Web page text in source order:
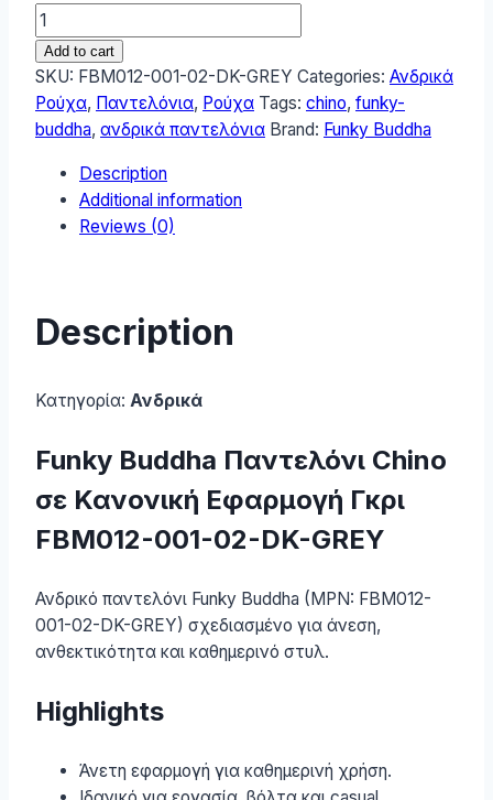
Funky
Buddha
Ανδρικό
Chino
Παντελόνι
001-
02-
DK-
Add to cart
SKU: FBM012-001-02-DK-GREY Categories: Ανδρικά
Ρούχα, Παντελόνια, Ρούχα Tags: chino, funky-
buddha, ανδρικά παντελόνια Brand: Funky Buddha
Description
Additional information
Reviews (0)
Description
Κατηγορία: Ανδρικά
Funky Buddha Παντελόνι Chino
σε Κανονική Εφαρμογή Γκρι
FBM012-001-02-DK-GREY
Ανδρικό παντελόνι Funky Buddha (MPN: FBM012-
001-02-DK-GREY) σχεδιασμένο για άνεση,
ανθεκτικότητα και καθημερινό στυλ.
Highlights
Άνετη εφαρμογή για καθημερινή χρήση.